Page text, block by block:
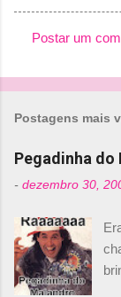
o
n
t
r
i
o
Postar um
Postagens mais
Pegadinha do
- dezembro 30,